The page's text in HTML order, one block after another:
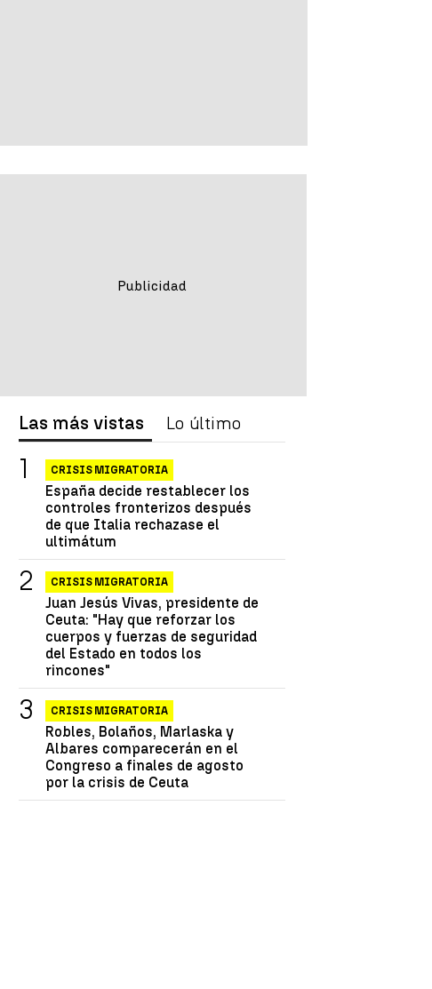
Las más vistas Lo último
CRISIS MIGRATORIA
España decide restablecer los
controles fronterizos después
de que Italia rechazase el
ultimátum
CRISIS MIGRATORIA
Juan Jesús Vivas, presidente de
Ceuta: "Hay que reforzar los
cuerpos y fuerzas de seguridad
del Estado en todos los
rincones"
CRISIS MIGRATORIA
Robles, Bolaños, Marlaska y
Albares comparecerán en el
Congreso a finales de agosto
por la crisis de Ceuta